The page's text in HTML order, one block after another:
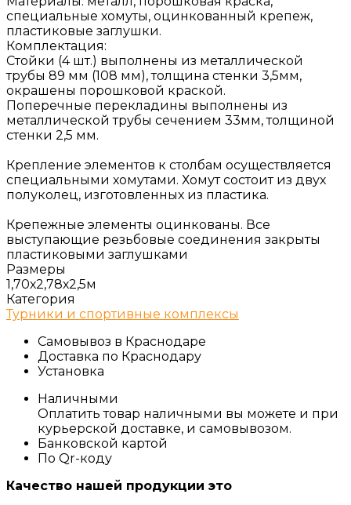
специальные хомуты, оцинкованный крепеж,
пластиковые заглушки.
Комплектация:
Стойки (4 шт.) выполнены из металлической
трубы 89 мм (108 мм), толщина стенки 3,5мм,
окрашены порошковой краской.
Поперечные перекладины выполнены из
металлической трубы сечением 33мм, толщиной
стенки 2,5 мм.
Крепление элементов к столбам осуществляется
специальными хомутами. Хомут состоит из двух
полуколец, изготовленных из пластика.
Крепежные элементы оцинкованы. Все
выступающие резьбовые соединения закрыты
пластиковыми заглушками
Размеры
1,70х2,78х2,5м
Категория
Турники и спортивные комплексы
Самовывоз в Краснодаре
Доставка по Краснодару
Установка
Наличными
Оплатить товар наличными вы можете и при
курьерской доставке, и самовывозом.
Банковской картой
По Qr-коду
Качество нашей продукции это